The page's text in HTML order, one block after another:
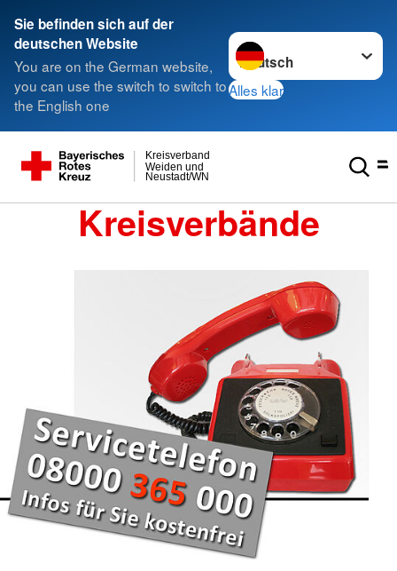
Sie befinden sich auf der
deutschen Website
You are on the German website,
you can use the switch to switch to
the English one
Sprache wechseln zu
Alles klar
Neustadt/WN
Weiden und
Kreisverband
Kreisverbände